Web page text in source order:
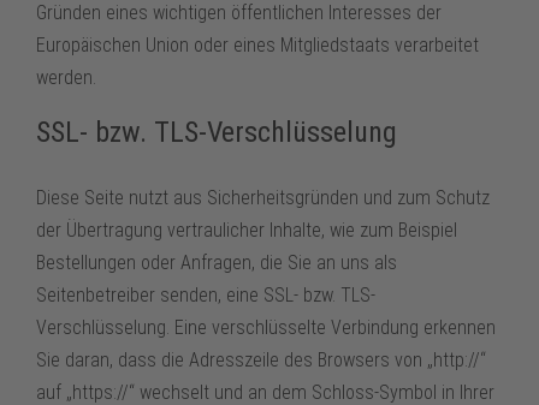
Gründen eines wichtigen öffentlichen Interesses der
Europäischen Union oder eines Mitgliedstaats verarbeitet
werden.
SSL- bzw. TLS-Verschlüsselung
Diese Seite nutzt aus Sicherheitsgründen und zum Schutz
der Übertragung vertraulicher Inhalte, wie zum Beispiel
Bestellungen oder Anfragen, die Sie an uns als
Seitenbetreiber senden, eine SSL- bzw. TLS-
Verschlüsselung. Eine verschlüsselte Verbindung erkennen
Sie daran, dass die Adresszeile des Browsers von „http://“
auf „https://“ wechselt und an dem Schloss-Symbol in Ihrer